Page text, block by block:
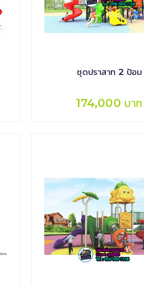
ชุดปราสาท 2 ป้อม
174,000 บาท